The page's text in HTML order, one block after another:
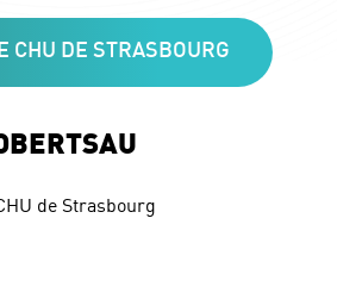
CHU DE STRASBOURG
de Strasbourg